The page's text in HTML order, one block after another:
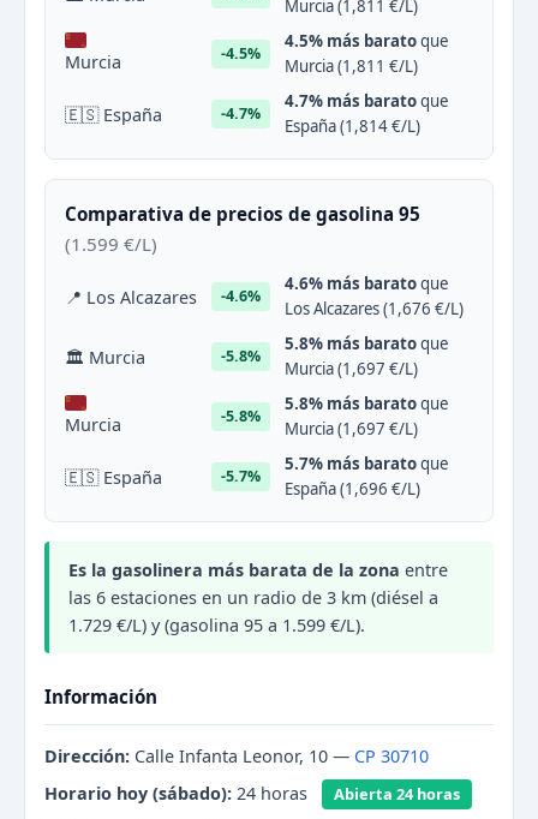
Murcia (1,811 €/L)
Murcia -4.5%
4.5% más baratoque
Murcia (1,811 €/L)
🇪🇸 España -4.7%
4.7% más baratoque
España (1,814 €/L)
Comparativa de precios de gasolina 95
(1.599 €/L)
📍 Los Alcazares -4.6%
4.6% más baratoque
Los Alcazares (1,676 €/L)
🏛 Murcia -5.8%
5.8% más baratoque
Murcia (1,697 €/L)
Murcia -5.8%
5.8% más baratoque
Murcia (1,697 €/L)
🇪🇸 España -5.7%
5.7% más baratoque
España (1,696 €/L)
Es la gasolinera más barata de la zona entre
las 6 estaciones en un radio de 3 km (diésel a
1.729 €/L) y (gasolina 95 a 1.599 €/L).
Información
Dirección: Calle Infanta Leonor, 10 — CP 30710
Horario hoy (sábado): 24 horas Abierta 24 horas